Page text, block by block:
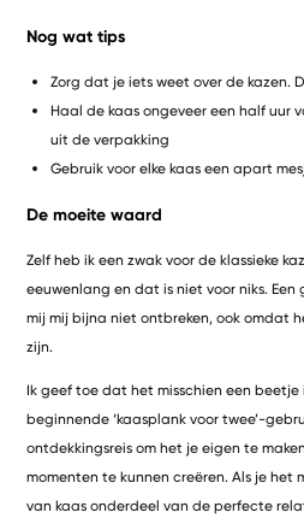
Nog wat tips
Zorg dat je iets weet over de kazen.
Haal de kaas ongeveer een half uur
uit de verpakking
Gebruik voor elke kaas een apart
De moeite waard
Zelf heb ik een zwak voor de klassieke
eeuwenlang en dat is niet voor niks.
mij mij bijna niet ontbreken, ook omdat
zijn.
Ik geef toe dat het misschien een beetje
beginnende ‘kaasplank voor twee’-
ontdekkingsreis om het je eigen te
momenten te kunnen creëren. Als je het
van kaas onderdeel van de perfecte